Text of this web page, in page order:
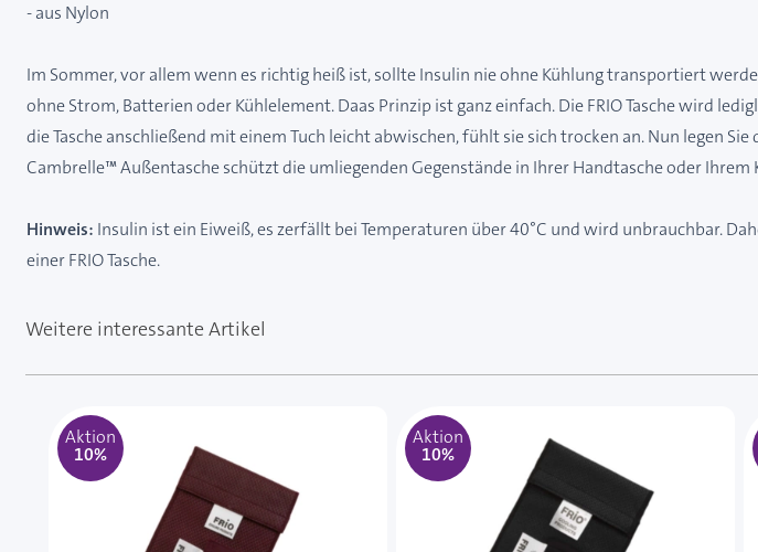
- aus Nylon
Im Sommer, vor allem wenn es richtig heiß ist, sollte Insulin nie ohne Kühlung transportiert
ohne Strom, Batterien oder Kühlelement. Daas Prinzip ist ganz einfach. Die FRIO Tasche wird
die Tasche anschließend mit einem Tuch leicht abwischen, fühlt sie sich trocken an. Nun legen
Cambrelle™ Außentasche schützt die umliegenden Gegenstände in Ihrer Handtasche oder Ihrem
Hinweis: Insulin ist ein Eiweiß, es zerfällt bei Temperaturen über 40°C und wird unbrauchbar.
einer FRIO Tasche.
Weitere interessante Artikel
Mit der Tabulatortaste können Sie durch die Elemente des Karussells
Clicken, um das Karussell zu überspringen
Clicken, um zur Karussell-Navigation zu gelangen
Aktion
10%
Aktion
10%